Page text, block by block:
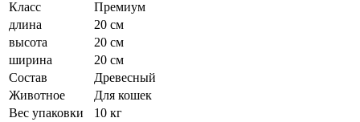
Класс
Премиум
длина
20 см
высота
20 см
ширина
20 см
Состав
Древесный
Животное
Для кошек
Вес упаковки
10 кг